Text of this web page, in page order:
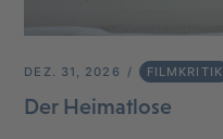
DEZ. 31, 2026 FILMKRITIK
Der Heimatlose